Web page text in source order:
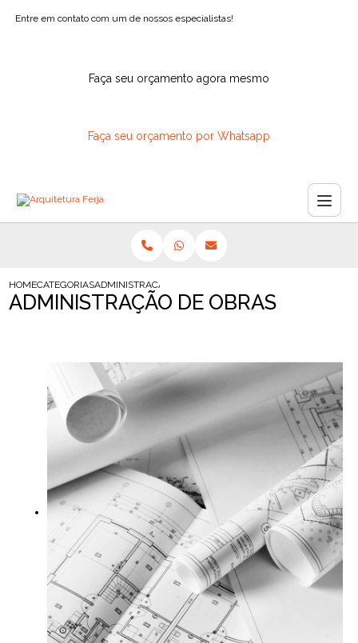
Entre em contato com um de nossos especialistas!
Faça seu orçamento agora mesmo
Faça seu orçamento por Whatsapp
HOMECATEGORIASADMINISTRACAO OBRAS
ADMINISTRAÇÃO DE OBRAS